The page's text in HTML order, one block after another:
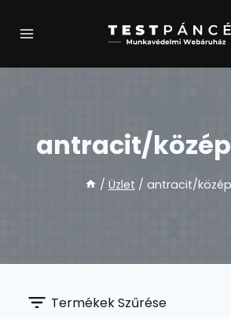
antracit/
/ Üzlet / antracit/
Termékek Szűrése